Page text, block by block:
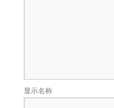
显示名称